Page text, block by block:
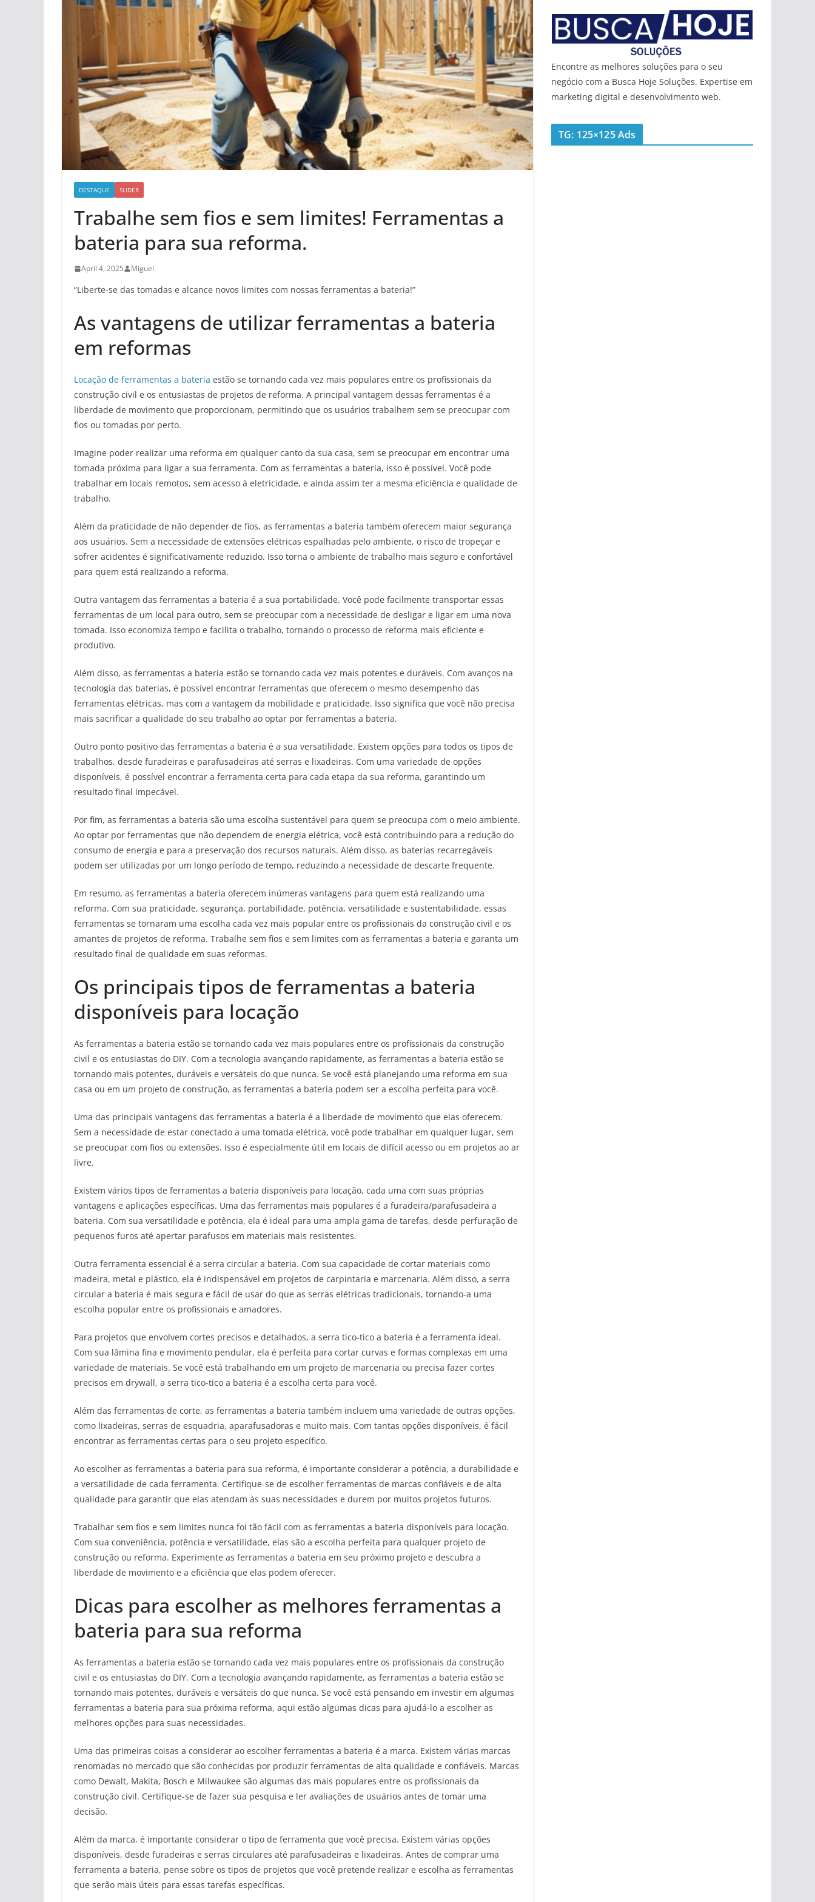
DESTAQUE SLIDER
Trabalhe sem fios e sem limites! Ferramentas a
bateria para sua reforma.
April 4, 2025 Miguel
“Liberte-se das tomadas e alcance novos limites com nossas ferramentas a bateria!”
As vantagens de utilizar ferramentas a bateria
em reformas
Locação de ferramentas a bateria estão se tornando cada vez mais populares entre os profissionais da
construção civil e os entusiastas de projetos de reforma. A principal vantagem dessas ferramentas é a
liberdade de movimento que proporcionam, permitindo que os usuários trabalhem sem se preocupar com
fios ou tomadas por perto.
Imagine poder realizar uma reforma em qualquer canto da sua casa, sem se preocupar em encontrar uma
tomada próxima para ligar a sua ferramenta. Com as ferramentas a bateria, isso é possível. Você pode
trabalhar em locais remotos, sem acesso à eletricidade, e ainda assim ter a mesma eficiência e qualidade de
trabalho.
Além da praticidade de não depender de fios, as ferramentas a bateria também oferecem maior segurança
aos usuários. Sem a necessidade de extensões elétricas espalhadas pelo ambiente, o risco de tropeçar e
sofrer acidentes é significativamente reduzido. Isso torna o ambiente de trabalho mais seguro e confortável
para quem está realizando a reforma.
Outra vantagem das ferramentas a bateria é a sua portabilidade. Você pode facilmente transportar essas
ferramentas de um local para outro, sem se preocupar com a necessidade de desligar e ligar em uma nova
tomada. Isso economiza tempo e facilita o trabalho, tornando o processo de reforma mais eficiente e
produtivo.
Além disso, as ferramentas a bateria estão se tornando cada vez mais potentes e duráveis. Com avanços na
tecnologia das baterias, é possível encontrar ferramentas que oferecem o mesmo desempenho das
ferramentas elétricas, mas com a vantagem da mobilidade e praticidade. Isso significa que você não precisa
mais sacrificar a qualidade do seu trabalho ao optar por ferramentas a bateria.
Outro ponto positivo das ferramentas a bateria é a sua versatilidade. Existem opções para todos os tipos de
trabalhos, desde furadeiras e parafusadeiras até serras e lixadeiras. Com uma variedade de opções
disponíveis, é possível encontrar a ferramenta certa para cada etapa da sua reforma, garantindo um
resultado final impecável.
Por fim, as ferramentas a bateria são uma escolha sustentável para quem se preocupa com o meio ambiente.
Ao optar por ferramentas que não dependem de energia elétrica, você está contribuindo para a redução do
consumo de energia e para a preservação dos recursos naturais. Além disso, as baterias recarregáveis
podem ser utilizadas por um longo período de tempo, reduzindo a necessidade de descarte frequente.
Em resumo, as ferramentas a bateria oferecem inúmeras vantagens para quem está realizando uma
reforma. Com sua praticidade, segurança, portabilidade, potência, versatilidade e sustentabilidade, essas
ferramentas se tornaram uma escolha cada vez mais popular entre os profissionais da construção civil e os
amantes de projetos de reforma. Trabalhe sem fios e sem limites com as ferramentas a bateria e garanta um
resultado final de qualidade em suas reformas.
Os principais tipos de ferramentas a bateria
disponíveis para locação
As ferramentas a bateria estão se tornando cada vez mais populares entre os profissionais da construção
civil e os entusiastas do DIY. Com a tecnologia avançando rapidamente, as ferramentas a bateria estão se
tornando mais potentes, duráveis e versáteis do que nunca. Se você está planejando uma reforma em sua
casa ou em um projeto de construção, as ferramentas a bateria podem ser a escolha perfeita para você.
Uma das principais vantagens das ferramentas a bateria é a liberdade de movimento que elas oferecem.
Sem a necessidade de estar conectado a uma tomada elétrica, você pode trabalhar em qualquer lugar, sem
se preocupar com fios ou extensões. Isso é especialmente útil em locais de difícil acesso ou em projetos ao ar
livre.
Existem vários tipos de ferramentas a bateria disponíveis para locação, cada uma com suas próprias
vantagens e aplicações específicas. Uma das ferramentas mais populares é a furadeira/parafusadeira a
bateria. Com sua versatilidade e potência, ela é ideal para uma ampla gama de tarefas, desde perfuração de
pequenos furos até apertar parafusos em materiais mais resistentes.
Outra ferramenta essencial é a serra circular a bateria. Com sua capacidade de cortar materiais como
madeira, metal e plástico, ela é indispensável em projetos de carpintaria e marcenaria. Além disso, a serra
circular a bateria é mais segura e fácil de usar do que as serras elétricas tradicionais, tornando-a uma
escolha popular entre os profissionais e amadores.
Para projetos que envolvem cortes precisos e detalhados, a serra tico-tico a bateria é a ferramenta ideal.
Com sua lâmina fina e movimento pendular, ela é perfeita para cortar curvas e formas complexas em uma
variedade de materiais. Se você está trabalhando em um projeto de marcenaria ou precisa fazer cortes
precisos em drywall, a serra tico-tico a bateria é a escolha certa para você.
Além das ferramentas de corte, as ferramentas a bateria também incluem uma variedade de outras opções,
como lixadeiras, serras de esquadria, aparafusadoras e muito mais. Com tantas opções disponíveis, é fácil
encontrar as ferramentas certas para o seu projeto específico.
Ao escolher as ferramentas a bateria para sua reforma, é importante considerar a potência, a durabilidade e
a versatilidade de cada ferramenta. Certifique-se de escolher ferramentas de marcas confiáveis e de alta
qualidade para garantir que elas atendam às suas necessidades e durem por muitos projetos futuros.
Trabalhar sem fios e sem limites nunca foi tão fácil com as ferramentas a bateria disponíveis para locação.
Com sua conveniência, potência e versatilidade, elas são a escolha perfeita para qualquer projeto de
construção ou reforma. Experimente as ferramentas a bateria em seu próximo projeto e descubra a
liberdade de movimento e a eficiência que elas podem oferecer.
Dicas para escolher as melhores ferramentas a
bateria para sua reforma
As ferramentas a bateria estão se tornando cada vez mais populares entre os profissionais da construção
civil e os entusiastas do DIY. Com a tecnologia avançando rapidamente, as ferramentas a bateria estão se
tornando mais potentes, duráveis e versáteis do que nunca. Se você está pensando em investir em algumas
ferramentas a bateria para sua próxima reforma, aqui estão algumas dicas para ajudá-lo a escolher as
melhores opções para suas necessidades.
Uma das primeiras coisas a considerar ao escolher ferramentas a bateria é a marca. Existem várias marcas
renomadas no mercado que são conhecidas por produzir ferramentas de alta qualidade e confiáveis. Marcas
como Dewalt, Makita, Bosch e Milwaukee são algumas das mais populares entre os profissionais da
construção civil. Certifique-se de fazer sua pesquisa e ler avaliações de usuários antes de tomar uma
decisão.
Além da marca, é importante considerar o tipo de ferramenta que você precisa. Existem várias opções
disponíveis, desde furadeiras e serras circulares até parafusadeiras e lixadeiras. Antes de comprar uma
ferramenta a bateria, pense sobre os tipos de projetos que você pretende realizar e escolha as ferramentas
que serão mais úteis para essas tarefas específicas.
Encontre as melhores soluções para o seu
negócio com a Busca Hoje Soluções. Expertise em
marketing digital e desenvolvimento web.
TG: 125×125 Ads